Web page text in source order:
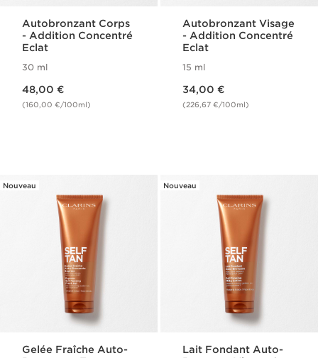
Autobronzant Corps​
- Addition Concentré
Eclat
30 ml
48,00 €
(160,00 €/100ml)
Autobronzant Visage​
- Addition Concentré
Eclat
15 ml
34,00 €
(226,67 €/100ml)
Nouveau
Gelée Fraîche Auto-
Nouveau
Lait Fondant Auto-